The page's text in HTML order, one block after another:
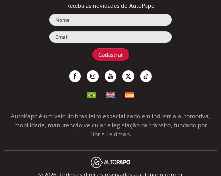
Receba as novidades do AutoPapo
Cadastrar
AutoPapo é um veículo brasileiro especializado em indústria automotiva,
mobilidade, manutenção veicular e legislação de trânsito, fundado por
Boris Feldman.
© 2026. Todos os direitos reservados a autopapo.com.br